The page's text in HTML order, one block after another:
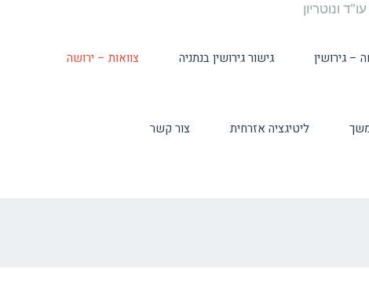
– גירושין גישור גירושין בנתניה צוואות – ירושה
ליטיגציה אזרחית צור קשר